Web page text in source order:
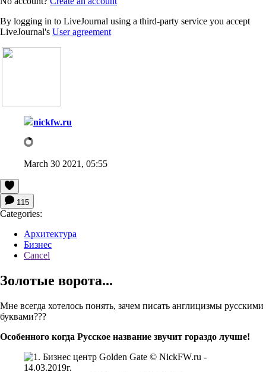
By logging in to LiveJournal using a third-party service you accept
LiveJournal's User agreement
nickfw.ru
March 30 2021, 05:55
115
Categories:
Архитектура
Бизнес
Cancel
Золотые ворота...
Мне всегда хотелось понять, зачем писать англицизмы русскими
буквами???
Особенного когда Русское название звучит гораздо лучше!